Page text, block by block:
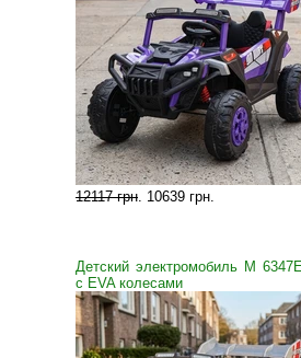
12117 грн. 10639 грн.
Детский электромобиль M
с EVA колесами